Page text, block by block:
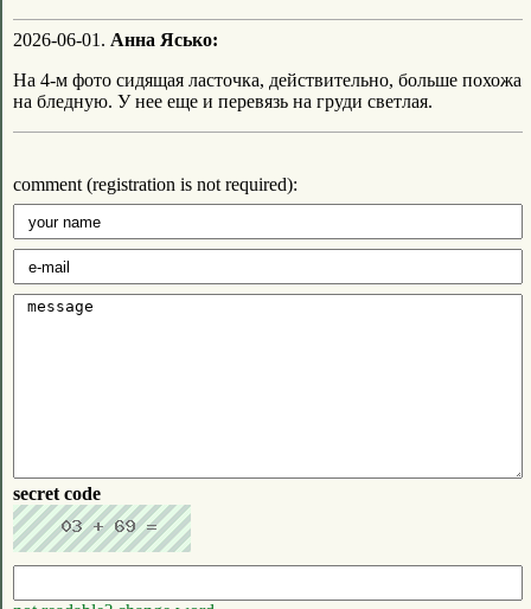
2026-06-01. Анна Ясько:
На 4-м фото сидящая ласточка, действительно, больше похожа
на бледную. У нее еще и перевязь на груди светлая.
comment (registration is not required):
secret code